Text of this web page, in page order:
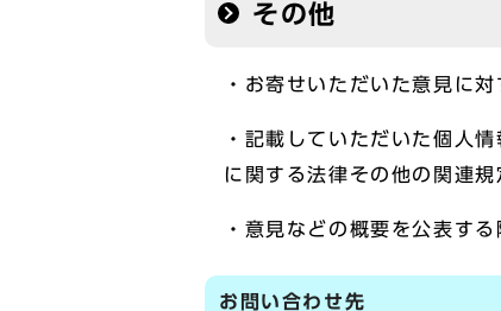
その他
・お寄せいただいた意見に
・記載していただいた個人
に関する法律その他の関連
・意見などの概要を公表す
お問い合わせ先